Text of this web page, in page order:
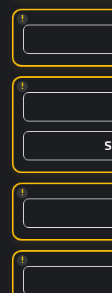
!
!
!
!